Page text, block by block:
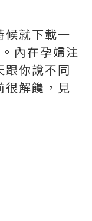
候就下載一
內在孕婦注
跟你說不同
很解饞，見